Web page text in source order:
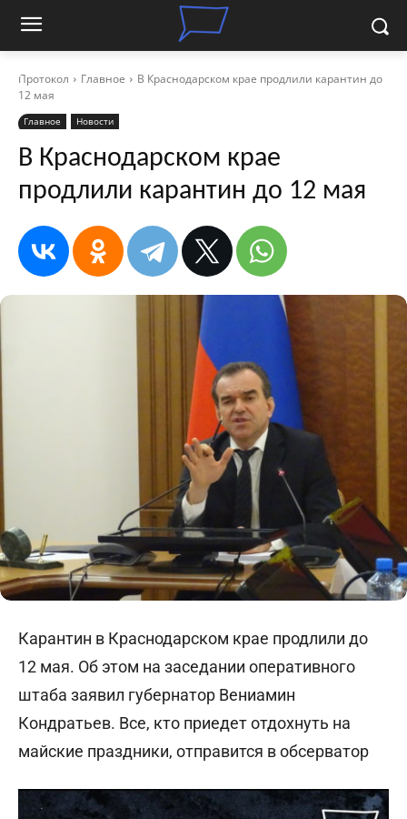
Протокол Главное
В Краснодарском крае продлили карантин до
12 мая
Главное Новости
В Краснодарском крае
продлили карантин до 12 мая
Карантин в Краснодарском крае продлили до
12 мая. Об этом на заседании оперативного
штаба заявил губернатор Вениамин
Кондратьев. Все, кто приедет отдохнуть на
майские праздники, отправится в обсерватор